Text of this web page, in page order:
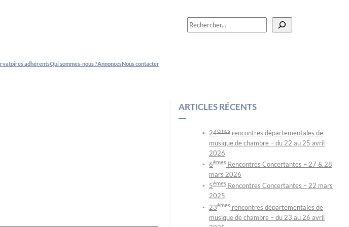
R
e
e
adhérentsQui sommes-nous ?AnnoncesNous contacter
ARTICLES RÉCENTS
24èmes rencontres départementales de
musique de chambre – du 22 au 25 avril
2026
6èmes Rencontres Concertantes – 27 & 28
mars 2026
5èmes Rencontres Concertantes – 22 mars
2025
23èmes rencontres départementales de
musique de chambre – du 23 au 26 avril